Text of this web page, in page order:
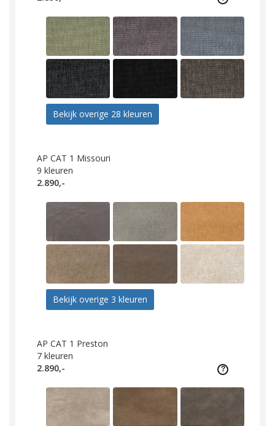
Bekijk overige 28 kleuren
AP CAT 1 Missouri
9 kleuren
2.890,-
Bekijk overige 3 kleuren
AP CAT 1 Preston
7 kleuren
2.890,-